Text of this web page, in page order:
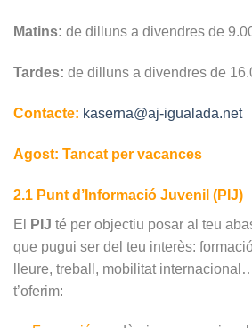
Matins: de dilluns a divendres de
Tardes: de dilluns a divendres de
Contacte: kaserna@aj-igualada.net
Agost: Tancat per vacances
2.1 Punt d’Informació Juvenil (PIJ)
El
PIJ té per objectiu posar al teu
que pugui ser del teu interès:
lleure, treball, mobilitat
t’oferim: